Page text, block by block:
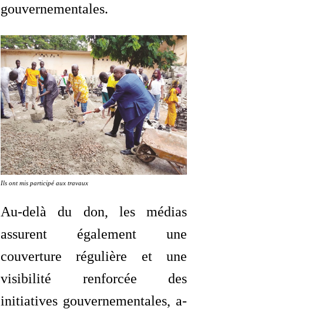
gouvernementales.
Ils ont mis participé aux travaux
Au-delà du don, les médias
assurent également une
couverture régulière et une
visibilité renforcée des
initiatives gouvernementales, a-